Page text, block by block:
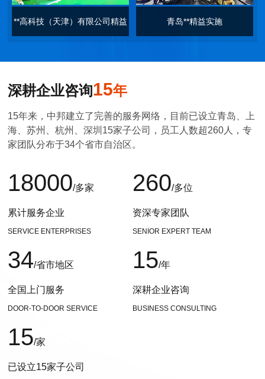
**高科技（天津）有限公司精益 青岛**精益实施
深耕企业咨询15年
15年来，中邦建立了完善的服务网络，目前已设立青岛、上
海、苏州、杭州、深圳15家子公司，员工人数超260人，专
家团队分布于34个省市自治区。
18000/多家
累计服务企业
SERVICE ENTERPRISES
260/多位
资深专家团队
SENIOR EXPERT TEAM
34/省市地区
全国上门服务
DOOR-TO-DOOR SERVICE
15/年
深耕企业咨询
BUSINESS CONSULTING
15/家
已设立15家子公司